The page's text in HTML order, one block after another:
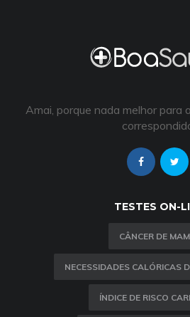
Amai, porque nada melhor para
TESTES ON-
CÂNCER DE
NECESSIDADES CALÓRICAS
ÍNDICE DE RISCO